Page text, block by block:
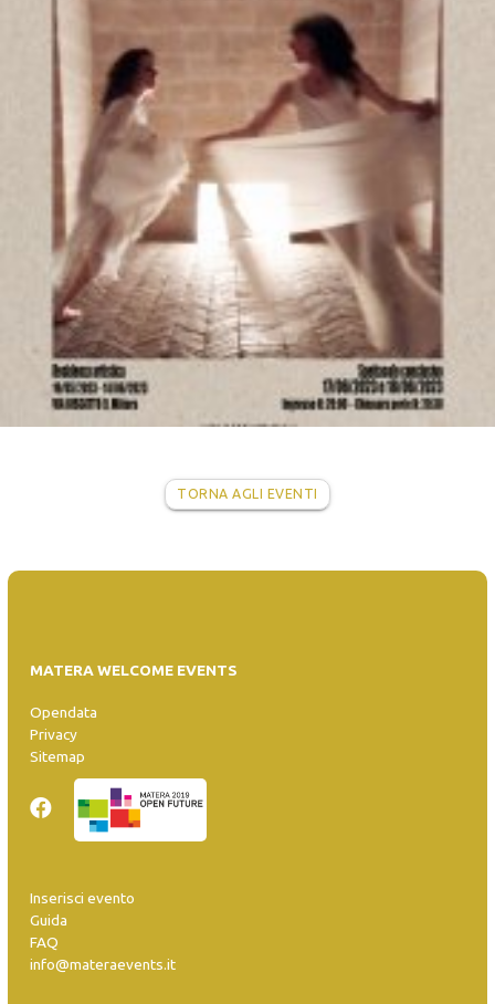
TORNA AGLI EVENTI
MATERA WELCOME EVENTS
Opendata
Privacy
Sitemap
Inserisci evento
Guida
FAQ
info@materaevents.it